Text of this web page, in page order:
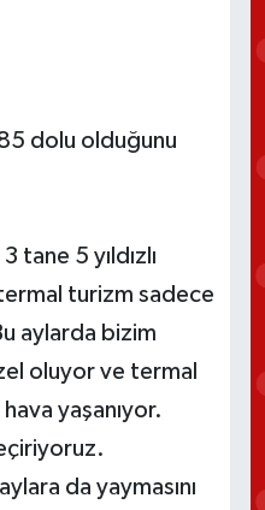
dolu olduğunu
tane 5 yıldızlı
turizm sadece
aylarda bizim
oluyor ve termal
yaşanıyor.
da yaymasını